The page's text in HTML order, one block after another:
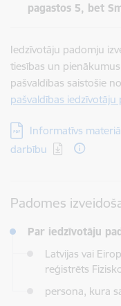
pagastos 5, bet
Iedzīvotāju padomju
tiesības un
pašvaldības saistošie
pašvaldības
Lejupielādēt:
Informatīvs
darbību
Padomes
Par iedzīvotāju
Latvijas vai
reģistrēts
persona, kura